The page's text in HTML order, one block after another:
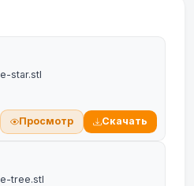
star.stl
Просмотр Скачать
tree.stl